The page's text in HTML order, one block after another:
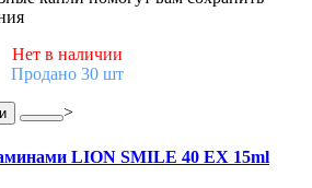
Нет в наличии
Продано 30 шт
>
LION SMILE 40 EX 15ml